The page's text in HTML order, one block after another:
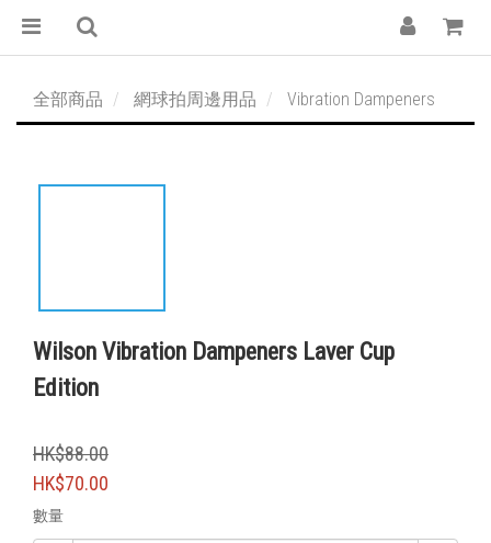
全部商品 網球拍周邊用品 Vibration Dampeners
Wilson Vibration Dampeners Laver Cup
Edition
HK$88.00
HK$70.00
數量